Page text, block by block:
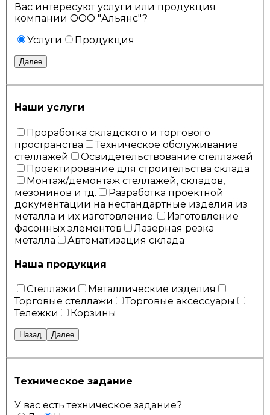
Вас интересуют услуги или продукция
компании ООО "Альянс"?
Услуги
Продукция
Далее
Наши услуги
Проработка складского и торгового
пространства
Техническое обслуживание
стеллажей
Освидетельствование стеллажей
Проектирование для строительства склада
Монтаж/демонтаж стеллажей, складов,
мезонинов и тд.
Разработка проектной
документации на нестандартные изделия из
металла и их изготовление.
Изготовление
фасонных элементов
Лазерная резка
металла
Автоматизация склада
Наша продукция
Стеллажи
Металлические изделия
Торговые стеллажи
Торговые аксессуары
Тележки
Корзины
Назад Далее
Техническое задание
У вас есть техническое задание?